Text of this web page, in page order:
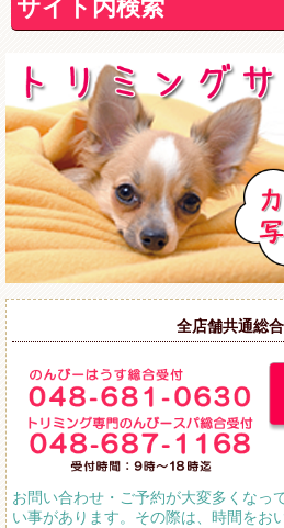
サイト内検索
全店舗共通総
お問い合わせ・ご予約が大変多くなっ
い事があります。その際は、時間をお